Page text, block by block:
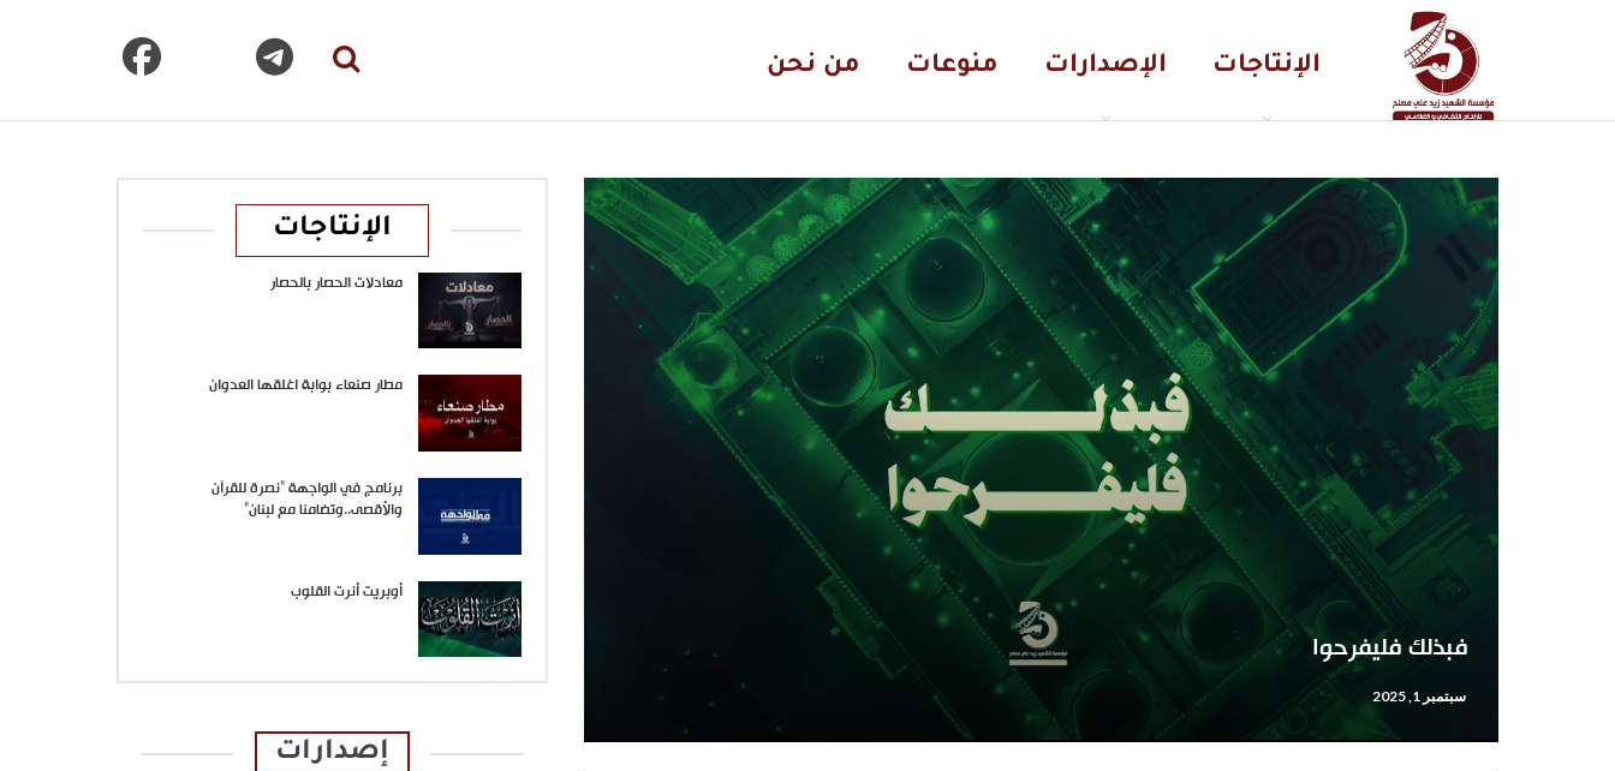
الإنتاجات الإصدارات منوعات من نحن
فبذلك فليفرحوا
سبتمبر 1, 2025
الإنتاجات
معادلات الحصار بالحصار
مطار صنعاء بوابة اغلقها العدوان
برنامج في الواجهة “نصرة للقرآن
والأقصى..وتضامنا مع لبنان”
أوبريت أنرت القلوب
إصدارات